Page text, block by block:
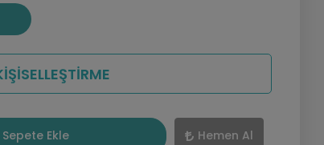
Sepete Ekle Hemen Al